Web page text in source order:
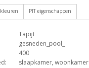
Tapijt
gesneden_pool_
400
slaapkamer, woonkamer
PIT eigenschappen
eF